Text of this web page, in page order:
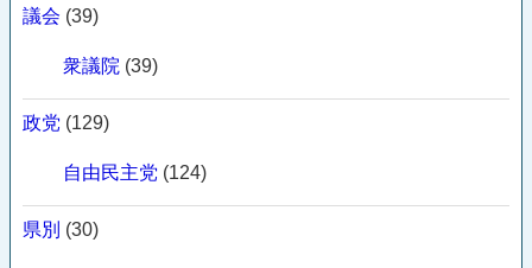
議会 (39)
衆議院 (39)
政党 (129)
自由民主党 (124)
県別 (30)